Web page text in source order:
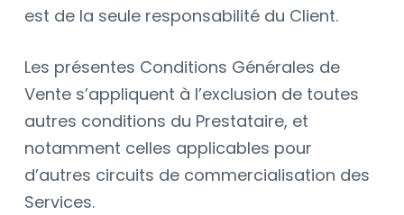
est de la seule responsabilité du Client.
Les présentes Conditions Générales de
Vente s’appliquent à l’exclusion de toutes
autres conditions du Prestataire, et
notamment celles applicables pour
d’autres circuits de commercialisation des
Services.